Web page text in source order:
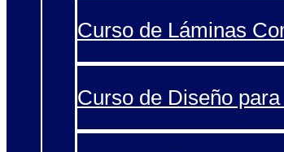
Curso de Láminas
Curso de Diseño